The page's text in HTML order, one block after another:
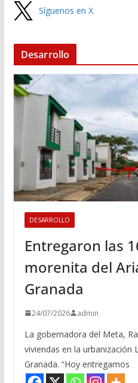
Síguenos en X
Desarrollo
DESARROLLO
Entregaron las
morenita del
Granada
24/07/2026 admin
La gobernadora del Meta,
viviendas en la urbanización
Granada. “Hoy entregamos